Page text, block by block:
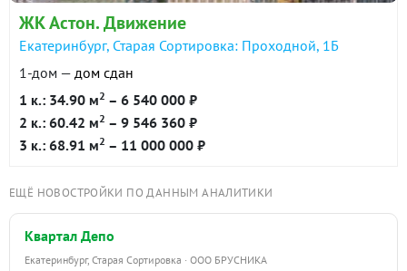
ЖК Астон. Движение
Екатеринбург, Старая Сортировка: Проходной, 1Б
1-дом — дом сдан
1 к.: 34.90 м2 – 6 540 000 ₽
2 к.: 60.42 м2 – 9 546 360 ₽
3 к.: 68.91 м2 – 11 000 000 ₽
ЕЩЁ НОВОСТРОЙКИ ПО ДАННЫМ АНАЛИТИКИ
Квартал Депо
Екатеринбург, Старая Сортировка · ООО БРУСНИКА